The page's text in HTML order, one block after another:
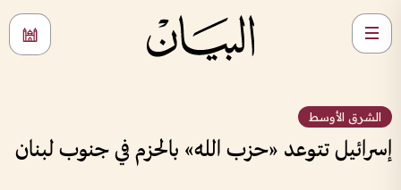
الشرق الأوسط
إسرائيل تتوعد «حزب الله» بالحزم في جنوب لبنان